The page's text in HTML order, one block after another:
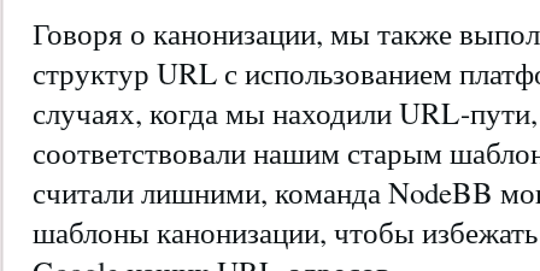
Говоря о канонизации, мы также
структур URL с использованием
случаях, когда мы находили URL-
соответствовали нашим старым
считали лишними, команда NodeBB
шаблоны канонизации, чтобы